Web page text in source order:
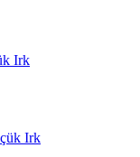
Irk
Irk